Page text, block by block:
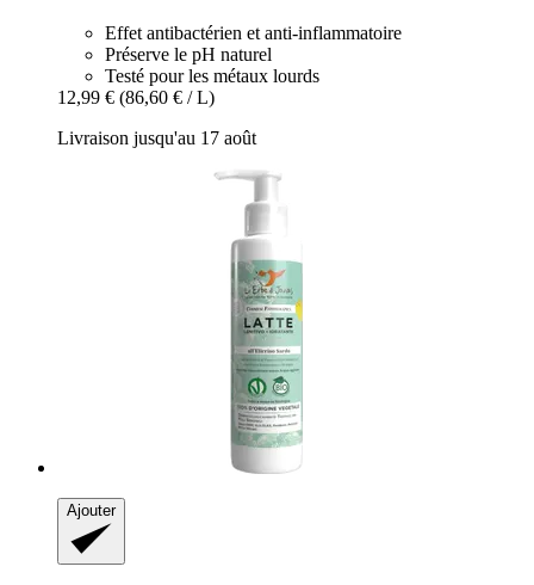
Effet antibactérien et anti-inflammatoire
Préserve le pH naturel
Testé pour les métaux lourds
12,99 € (86,60 € / L)
Livraison jusqu'au 17 août
Ajouter